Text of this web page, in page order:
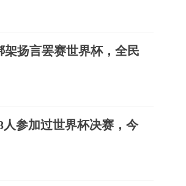
架扬言罢赛世界杯，全民
参加过世界杯决赛，今